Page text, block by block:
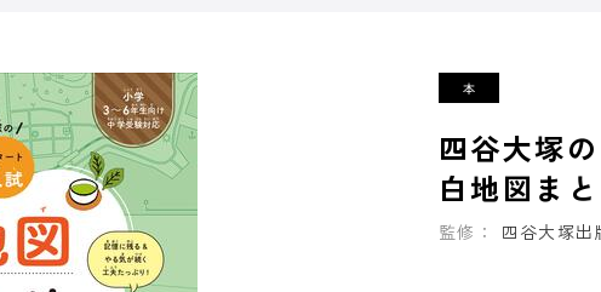
四谷大塚
白地図ま
監修： 四谷大塚出